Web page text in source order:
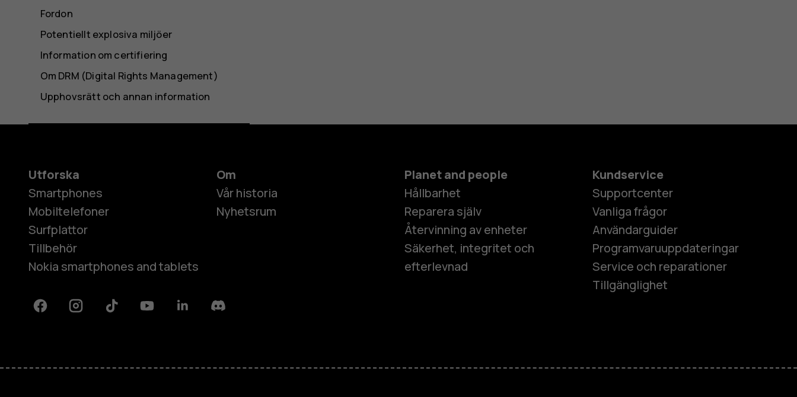
Mobiltelefoner
Fordon
Potentiellt explosiva miljöer
Information om certifiering
Om DRM (Digital Rights Management)
Upphovsrätt och annan information
Utforska
Smartphones
Mobiltelefoner
Surfplattor
Tillbehör
Nokia smartphones and tablets
Om
Vår historia
Nyhetsrum
Planet and people
Hållbarhet
Reparera själv
Återvinning av enheter
Säkerhet, integritet och
efterlevnad
Kundservice
Supportcenter
Vanliga frågor
Användarguider
Programvaruuppdateringar
Service och reparationer
Tillgänglighet
FacebookInstagramTiktok YoutubeLinkedinDiscord